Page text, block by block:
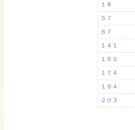
１８
５７
６７
１４１
１６５
１７４
１９４
２０３